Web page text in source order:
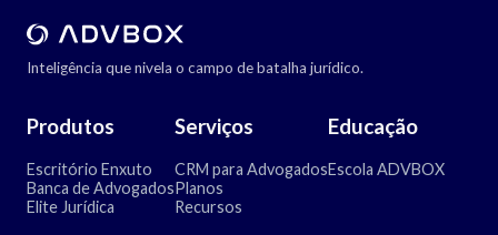
Inteligência que nivela o campo de batalha jurídico.
Produtos
Escritório Enxuto
Banca de Advogados
Elite Jurídica
Serviços
CRM para Advogados
Planos
Recursos
Educação
Escola ADVBOX